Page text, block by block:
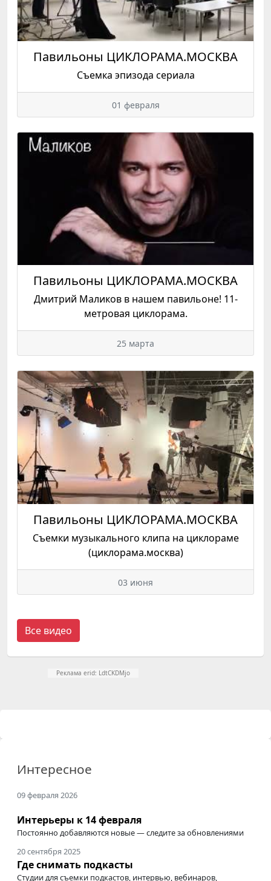
Павильоны ЦИКЛОРАМА.МОСКВА
Съемка эпизода сериала
01 февраля
Павильоны ЦИКЛОРАМА.МОСКВА
Дмитрий Маликов в нашем павильоне! 11-
метровая циклорама.
25 марта
Павильоны ЦИКЛОРАМА.МОСКВА
Съемки музыкального клипа на циклораме
(циклорама.москва)
03 июня
Все видео
Реклама erid: LdtCKDMjo
Интересное
09 февраля 2026
Интерьеры к 14 февраля
Постоянно добавляются новые — следите за обновлениями
20 сентября 2025
Где снимать подкасты
Студии для съемки подкастов, интервью, вебинаров,